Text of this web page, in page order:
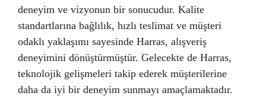
deneyim ve vizyonun bir sonucudur. Kalite
standartlarına bağlılık, hızlı teslimat ve müşteri
odaklı yaklaşımı sayesinde Harras, alışveriş
deneyimini dönüştürmüştür. Gelecekte de Harras,
teknolojik gelişmeleri takip ederek müşterilerine
daha da iyi bir deneyim sunmayı amaçlamaktadır.